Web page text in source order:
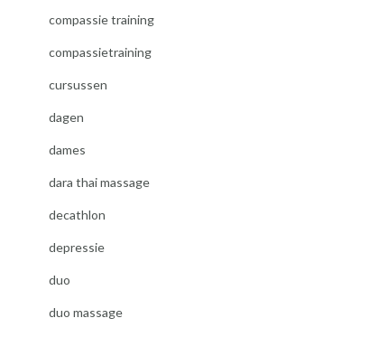
compassie training
compassietraining
cursussen
dagen
dames
dara thai massage
decathlon
depressie
duo
duo massage